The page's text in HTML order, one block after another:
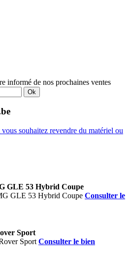
informé de nos prochaines ventes
Ok
GLE 53 Hybrid Coupe
Consulter le
Sport
Consulter le bien